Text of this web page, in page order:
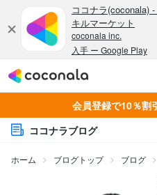
会員登録で10％割
ココナラブログ
ホーム ブログトップ ブログ